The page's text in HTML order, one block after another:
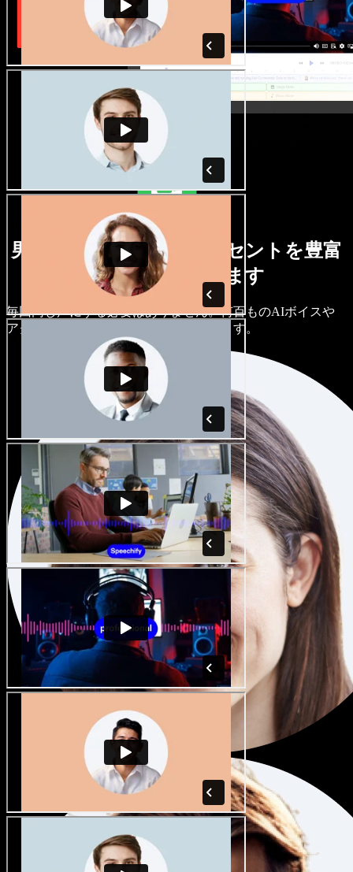
男女さまざまな声とアクセントを豊富
に取り揃えています
毎回同じ声にする必要はありません。何百ものAIボイスや
アクセントから選び、細かく調整できます。